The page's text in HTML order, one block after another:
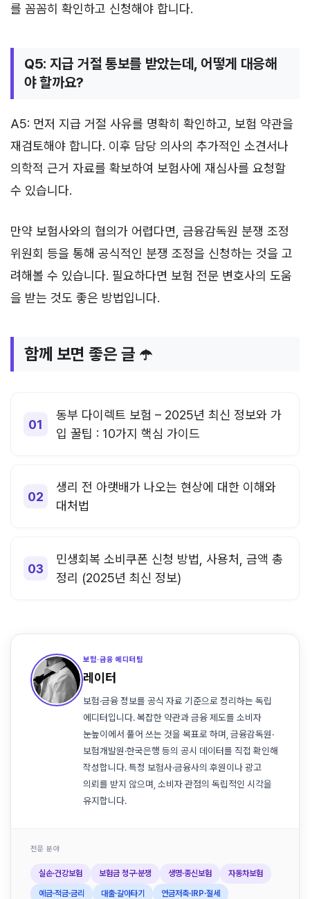
를 꼼꼼히 확인하고 신청해야 합니다.
Q5: 지급 거절 통보를 받았는데, 어떻게 대응해
야 할까요?
A5: 먼저 지급 거절 사유를 명확히 확인하고, 보험 약관을
재검토해야 합니다. 이후 담당 의사의 추가적인 소견서나
의학적 근거 자료를 확보하여 보험사에 재심사를 요청할
수 있습니다.
만약 보험사와의 협의가 어렵다면, 금융감독원 분쟁 조정
위원회 등을 통해 공식적인 분쟁 조정을 신청하는 것을 고
려해볼 수 있습니다. 필요하다면 보험 전문 변호사의 도움
을 받는 것도 좋은 방법입니다.
함께 보면 좋은 글 ☂️
동부 다이렉트 보험 – 2025년 최신 정보와 가
입 꿀팁 : 10가지 핵심 가이드
생리 전 아랫배가 나오는 현상에 대한 이해와
대처법
민생회복 소비쿠폰 신청 방법, 사용처, 금액 총
정리 (2025년 최신 정보)
보험·금융 에디터팀
레이터
보험·금융 정보를 공식 자료 기준으로 정리하는 독립
에디터입니다. 복잡한 약관과 금융 제도를 소비자
눈높이에서 풀어 쓰는 것을 목표로 하며, 금융감독원·
보험개발원·한국은행 등의 공시 데이터를 직접 확인해
작성합니다. 특정 보험사·금융사의 후원이나 광고
의뢰를 받지 않으며, 소비자 관점의 독립적인 시각을
유지합니다.
전문 분야
실손·건강보험 보험금 청구·분쟁 생명·종신보험 자동차보험
예금·적금·금리 대출·갈아타기 연금저축·IRP·절세